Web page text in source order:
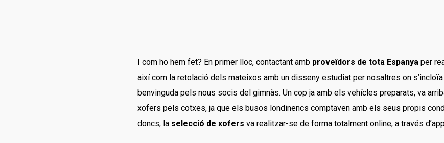
I com ho hem fet? En primer lloc, contactant amb proveïdors de tota Espanyaper
així com la retolació dels mateixos amb un disseny estudiat per nosaltres on
benvinguda pels nous socis del gimnàs. Un cop ja amb els vehícles preparats, va
xofers pels cotxes, ja que els busos londinencs comptaven amb els seus propis
doncs, la selecció de xofers va realitzar-se de forma totalment online, a través